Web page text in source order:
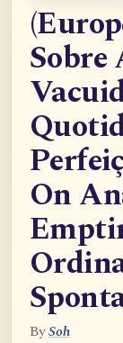
Sobre
On
BySoh